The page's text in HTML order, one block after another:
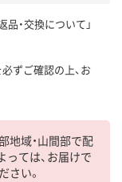
品・交換について」
必ずご確認の上、お
地域・山間部で配
ては、お届けで
さい。